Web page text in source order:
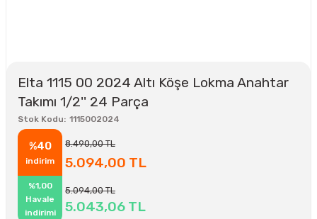
Elta 1115 00 2024 Altı Köşe Lokma Anahtar
Takımı 1/2'' 24 Parça
Stok Kodu 1115002024
%40
indirim
8.490,00 TL
5.094,00 TL
%1,00
Havale
indirimi
5.094,00 TL
5.043,06 TL